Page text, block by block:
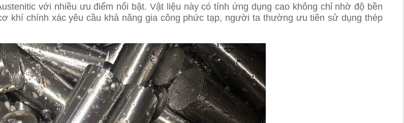
với nhiều ưu điểm nổi bật. Vật liệu này có tính ứng dụng cao không chỉ nhờ độ bền
khí chính xác yêu cầu khả năng gia công phức tạp, người ta thường ưu tiên sử dụng thép